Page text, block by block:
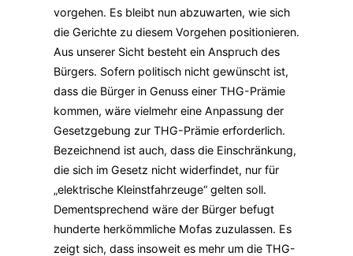
vorgehen. Es bleibt nun abzuwarten, wie sich
die Gerichte zu diesem Vorgehen positionieren.
Aus unserer Sicht besteht ein Anspruch des
Bürgers. Sofern politisch nicht gewünscht ist,
dass die Bürger in Genuss einer THG-Prämie
kommen, wäre vielmehr eine Anpassung der
Gesetzgebung zur THG-Prämie erforderlich.
Bezeichnend ist auch, dass die Einschränkung,
die sich im Gesetz nicht widerfindet, nur für
„elektrische Kleinstfahrzeuge“ gelten soll.
Dementsprechend wäre der Bürger befugt
hunderte herkömmliche Mofas zuzulassen. Es
zeigt sich, dass insoweit es mehr um die THG-